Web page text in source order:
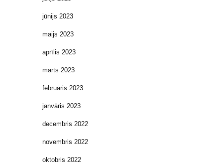
jūnijs 2023
maijs 2023
aprīlis 2023
marts 2023
februāris 2023
janvāris 2023
decembris 2022
novembris 2022
oktobris 2022